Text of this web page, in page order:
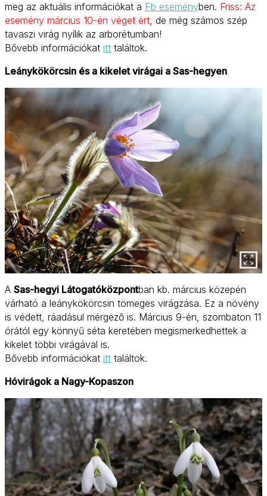
meg az aktuális információkat a Fb eseményben. Friss: Az
esemény március 10-én véget ért, de még számos szép
tavaszi virág nyílik az arborétumban!
Bővebb információkat itt találtok.
Leánykökörcsin és a kikelet virágai a Sas-hegyen
A Sas-hegyi Látogatóközpontban kb. március közepén
várható a leánykökörcsin tömeges virágzása. Ez a növény
is védett, ráadásul mérgező is. Március 9-én, szombaton 11
órától egy könnyű séta keretében megismerkedhettek a
kikelet többi virágával is.
Bővebb információkat itt találtok.
Hóvirágok a Nagy-Kopaszon